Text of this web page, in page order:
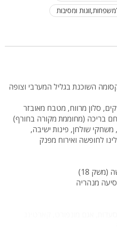
ומסיבות
קסומה השוכנת בגליל המערבי וצופה
שינה מפנקים, סלון מרווח, מטבח מאובזר
בריכה (מחוממת מקורה בחורף)
שולחן, פינות ישיבה,
לחופשה ואירוח מפנק
18)